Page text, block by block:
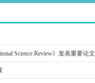
Science Review》发表重要论文